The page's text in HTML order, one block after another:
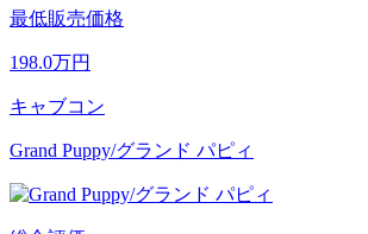
最低販売価格
198.0万円
キャブコン
Grand Puppy/グランド パピィ